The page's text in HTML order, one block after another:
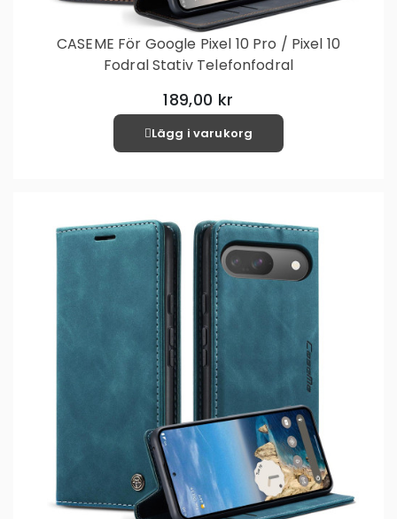
CASEME För Google Pixel 10 Pro / Pixel 10
Fodral Stativ Telefonfodral
189,00 kr
Lägg i varukorg